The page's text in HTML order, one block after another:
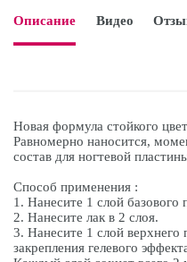
Описание Видео
Новая формула стойкого
Равномерно наносится,
состав для ногтевой
Способ применения :
1. Нанесите 1 слой
2. Нанесите лак в 2 слоя.
3. Нанесите 1 слой
закрепления гелевого